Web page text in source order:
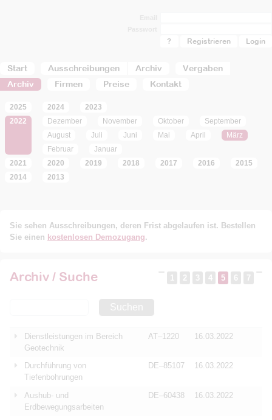
Start Ausschreibungen Archiv
Vergaben
Archiv
Firmen Preise Kontakt
? Registrieren
2025 2024
2023
2022
Dezember November Oktober
September
August
Juli Juni Mai April
März
Februar
Januar
2021
2020 2019 2018 2017 2016
2015
2014
2013
Sie sehen Ausschreibungen, deren Frist abgelaufen ist. Bestellen
Sie einen kostenlosen Demozugang.
Archiv / Suche 1 2 3 4 5 6 7
Suchen
Dienstleistungen im Bereich
Geotechnik
AT–1220 16.03.2022
Durchführung von
Tiefenbohrungen
DE–85107 16.03.2022
Aushub- und
Erdbewegungsarbeiten
DE–60438 16.03.2022